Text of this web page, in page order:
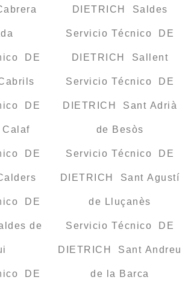
DE
DE
DE
DE
de
DE
DIETRICH Saldes
Servicio Técnico DE
DIETRICH Sallent
Servicio Técnico DE
DIETRICH Sant Adrià
de Besòs
Servicio Técnico DE
DIETRICH Sant Agustí
de Lluçanès
Servicio Técnico DE
DIETRICH Sant Andreu
de la Barca